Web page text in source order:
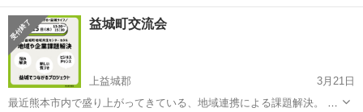
これまで色んな交流会を企画したり、参加したりしてきました。 そこ
で感じることは、１つ。つながりの大切さ。 つながることで、簡単に
課題が解決できたり。 ...
熊本 上益城郡 地域/お祭り
益城町交流会
上益城郡
3月21日
最近熊本市内で盛り上がってきている、地域連携による課題解決。 私